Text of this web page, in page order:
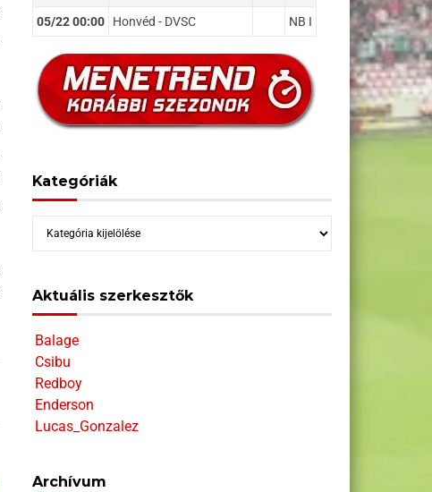
05/22 00:00 Honvéd - DVSC NB I
Kategóriák
Kategóriák
Aktuális szerkesztők
Balage
Csibu
Redboy
Enderson
Lucas_Gonzalez
Archívum